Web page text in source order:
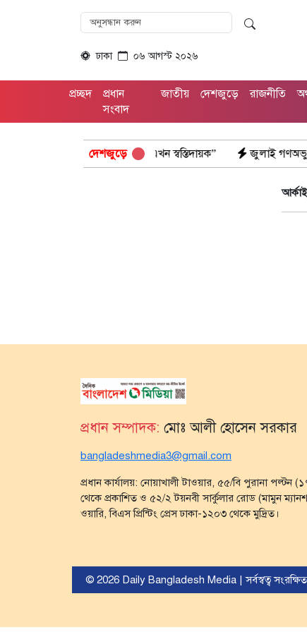
ঢাকা ০৬ আগস্ট ২০২৬
প্রচ্ছদ
প্রধান
সংবাদ
জাতীয় দেশজুড়ে রাজনীতি
দেশজুড়ে
কিনশাসা, ঢাকার বাতাস এখন স্বস্তিদায়ক” জুলাই গণঅভ্যুত্থান
প্রধান সম্পাদক: মোঃ আলী হোসেন সরকার
bangladeshmedia3@gmail.com
প্রধান কার্যালয়: নোয়াখালী টাওয়ার, ৫৫/বি পুরানা পল্টন
থেকে প্রকাশিত ও ৫২/২ টয়নবী সার্কুলার রোড (মামুন
ওয়ারি, বিএস প্রিন্টিং প্রেস ঢাকা-১২০৩ থেকে মুদ্রিত।
© 2026 Daily Bangladesh Media | সর্বস্বত্ব সংরক্ষিত